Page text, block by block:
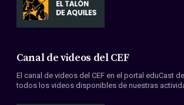
Canal de videos del CEF
El canal de videos del CEF en el portal eduCast
todos los videos disponibles de nuestras